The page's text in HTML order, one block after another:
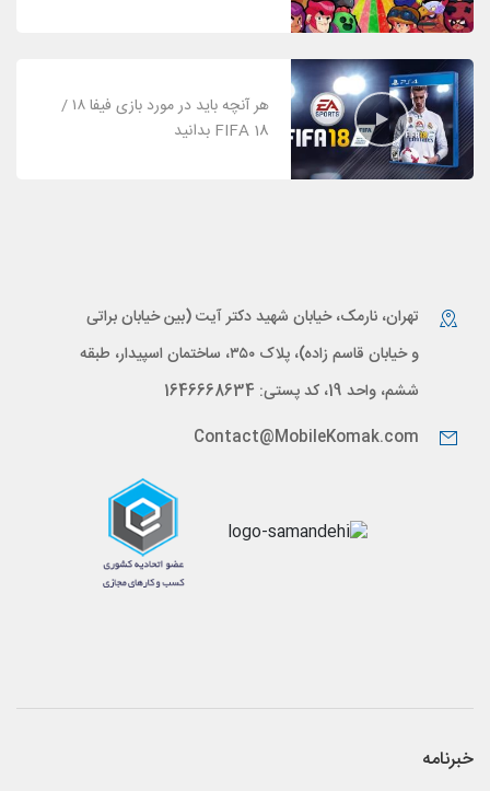
هر آنچه باید در مورد بازی فیفا ۱۸ /
FIFA 18 بدانید
تهران، نارمک، خیابان شهید دکتر آیت (بین خیابان براتی
و خیابان قاسم زاده)، پلاک ۳۵۰، ساختمان اسپیدار، طبقه
ششم، واحد 19، کد پستی: 1646668634
Contact@MobileKomak.com
خبرنامه